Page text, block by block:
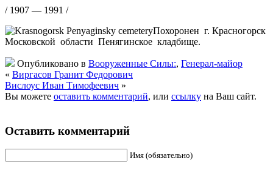
/ 1907 — 1991 /
Похоронен г. Красногорск
Московской области Пенягинское кладбище.
Опубликовано в Вооруженные Силы:, Генерал-майор
« Виргасов Гранит Федорович
Вислоус Иван Тимофеевич »
Вы можете оставить комментарий, или ссылку на Ваш сайт.
Оставить комментарий
Имя (обязательно)